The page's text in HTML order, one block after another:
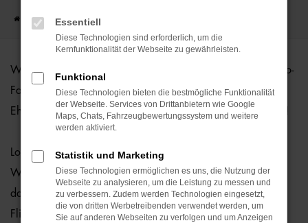
Startseite AUTO-FAMILIE
Was für ein grandioser Tag beim Audi quattro Cup der Auto-
Familie Ostermaier in Straubing! Traumwetter, sportlicher
Ehrgeiz und jede Menge gute Laune – so macht Golf Spaß!
Los ging’s traditionell mit einem gemütlichen
Weißwurstfrühstück – ein echter Klassiker, der einfach
dazugehört. Danach folgte die offizielle Begrüßung mit
Flight-Fotos, bevor der feierliche Kanonenstart mit den
Essentiell
Diese Technologien sind erforderlich, um die
Kernfunktionalität der Webseite zu gewährleisten.
Funktional
Diese Technologien bieten die bestmögliche Funktionalität
der Webseite. Services von Drittanbietern wie Google
Maps, Chats, Fahrzeugbewertungssystem und weitere
werden aktiviert.
Statistik und Marketing
Diese Technologien ermöglichen es uns, die Nutzung der
Webseite zu analysieren, um die Leistung zu messen und
zu verbessern. Zudem werden Technologien eingesetzt,
die von dritten Werbetreibenden verwendet werden, um
Sie auf anderen Webseiten zu verfolgen und um Anzeigen